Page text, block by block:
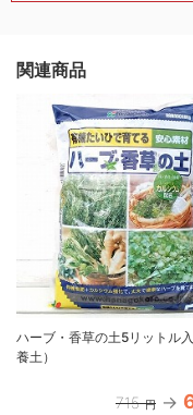
関連商品
ハーブ・香草の土5リットル
養土）
715 円